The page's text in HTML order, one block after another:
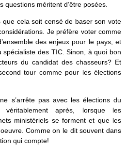
questions méritent d’être posées.
cela soit censé de baser son vote
Je préfère voter comme
des enjeux pour le pays, et
spécialiste des TIC. Sinon, à quoi bon
du candidat des chasseurs? Et
tour comme pour les élections
s’arrête pas avec les élections du
véritablement après, lorsque les
ministériels se forment et que les
Comme on le dit souvent dans
qui compte!